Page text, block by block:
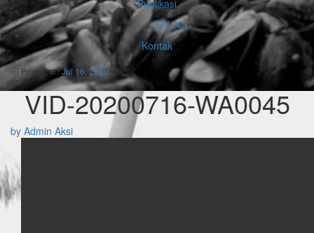
Publikasi
GUCCI
Kontak
Posted onJul 16, 2020
VID-20200716-WA0045
by Admin Aksi